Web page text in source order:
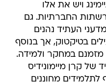
ויש את אלו
החברתיות. גם
העתיד נהנים
בטיקטוק, אך בנוסף
במחקר ולמידה.
של קרן מיימונידיס
מחוננים